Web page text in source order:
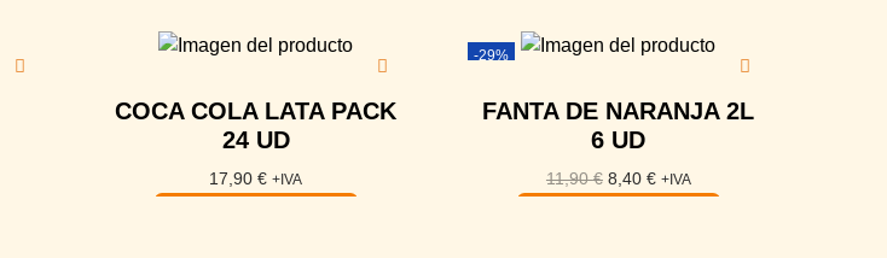
COCA COLA LATA PACK
24 UD
17,90€ +IVA
-29%
FANTA DE NARANJA 2L
6 UD
11,90€ 8,40 € +IVA